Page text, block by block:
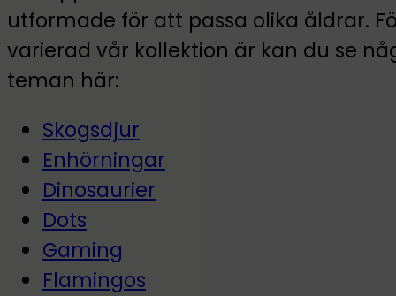
utformade för att passa olika åldrar.
varierad vår kollektion är kan du se
teman här:
Skogsdjur
Enhörningar
Dinosaurier
Dots
Gaming
Flamingos